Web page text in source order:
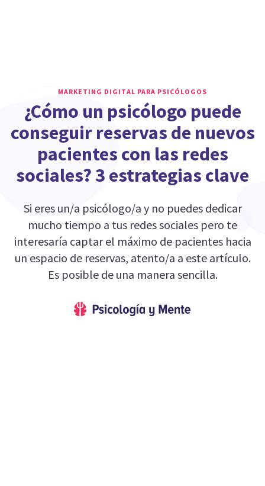
MARKETING DIGITAL PARA PSICÓLOGOS
¿Cómo un psicólogo puede
conseguir reservas de nuevos
pacientes con las redes
sociales? 3 estrategias clave
Si eres un/a psicólogo/a y no puedes dedicar
mucho tiempo a tus redes sociales pero te
interesaría captar el máximo de pacientes hacia
un espacio de reservas, atento/a a este artículo.
Es posible de una manera sencilla.